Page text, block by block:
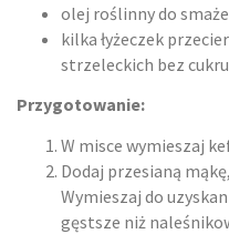
olej roślinny do
kilka łyżeczek
strzeleckich bez cukru
Przygotowanie:
W misce wymieszaj
Dodaj przesianą
Wymieszaj do
gęstsze niż